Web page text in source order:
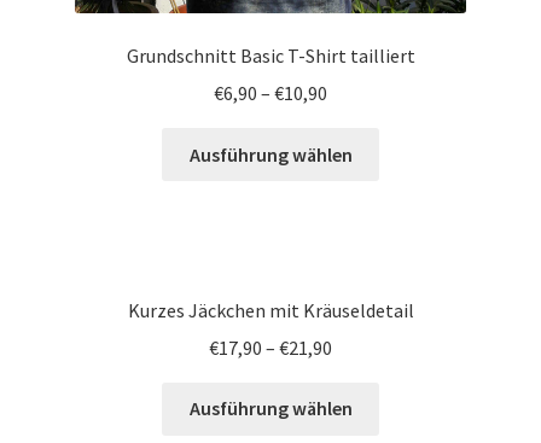
Grundschnitt Basic T-Shirt tailliert
€6,90 – €10,90
Ausführung wählen
Kurzes Jäckchen mit Kräuseldetail
€17,90 – €21,90
Ausführung wählen